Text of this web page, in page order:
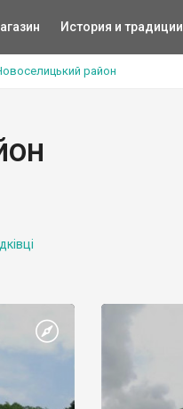
История и традиции
район